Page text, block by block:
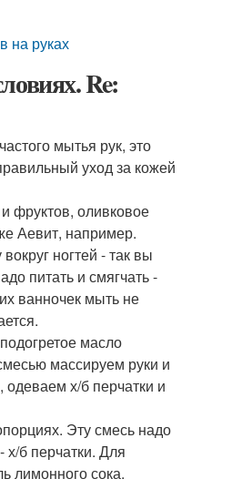
на руках
Re:
мытья рук, это
уход за кожей
фруктов, оливковое
Аевит, например.
ногтей - так вы
питать и смягчать -
ванночек мыть не
масло
массируем руки и
х/б перчатки и
Эту смесь надо
х/б перчатки. Для
лимонного сока.